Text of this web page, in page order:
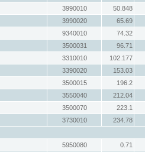
3990010
50.848
3990020
65.69
9340010
74.32
3500031
96.71
3310010
102.177
3390020
153.03
3500015
196.2
3550040
212.04
3500070
223.1
3730010
234.78
5950080
0.71